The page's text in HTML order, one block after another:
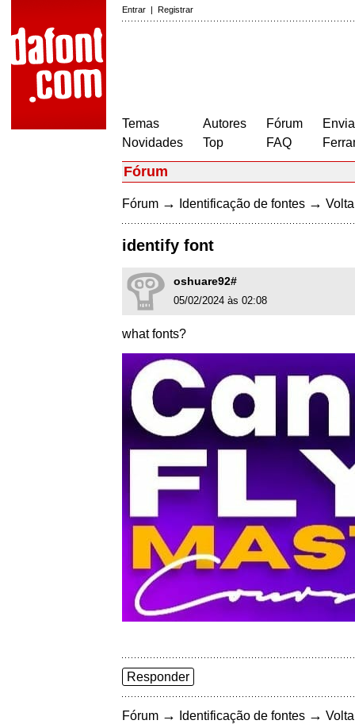
Entrar | Registrar
Temas
Novidades
Autores
Top
Fórum
FAQ
Fórum
Fórum → Identificação de fontes →
identify font
oshuare92#
05/02/2024 às 02:08
what fonts?
Responder
Fórum → Identificação de fontes →